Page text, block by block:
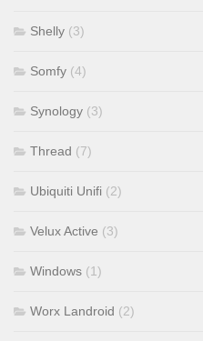
Shelly (3)
Somfy (4)
Synology (3)
Thread (7)
Ubiquiti Unifi (2)
Velux Active (3)
Windows (1)
Worx Landroid (2)